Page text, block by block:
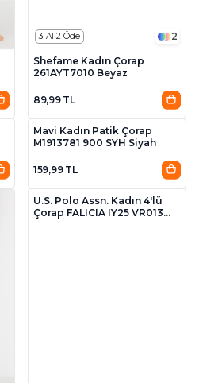
3 Al 2 Öde 2
Shefame Kadın Çorap
261AYT7010 Beyaz
89,99 TL
Mavi Kadın Patik Çorap
M1913781 900 SYH Siyah
159,99 TL
2
U.S. Polo Assn. Kadın 4'lü
Çorap FALICIA IY25 VR013